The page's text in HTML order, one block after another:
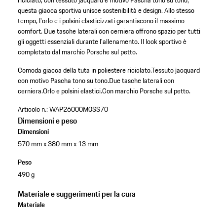
questa giacca sportiva unisce sostenibilità e design. Allo stesso
tempo, l'orlo e i polsini elasticizzati garantiscono il massimo
comfort. Due tasche laterali con cerniera offrono spazio per tutti
gli oggetti essenziali durante l'allenamento. Il look sportivo è
completato dal marchio Porsche sul petto.
Comoda giacca della tuta in poliestere riciclato.Tessuto jacquard
con motivo Pascha tono su tono.Due tasche laterali con
cerniera.Orlo e polsini elastici.Con marchio Porsche sul petto.
Articolo n.:WAP26000M0SS70
Dimensioni e peso
Dimensioni
570 mm x 380 mm x 13 mm
Peso
490 g
Materiale e suggerimenti per la cura
Materiale